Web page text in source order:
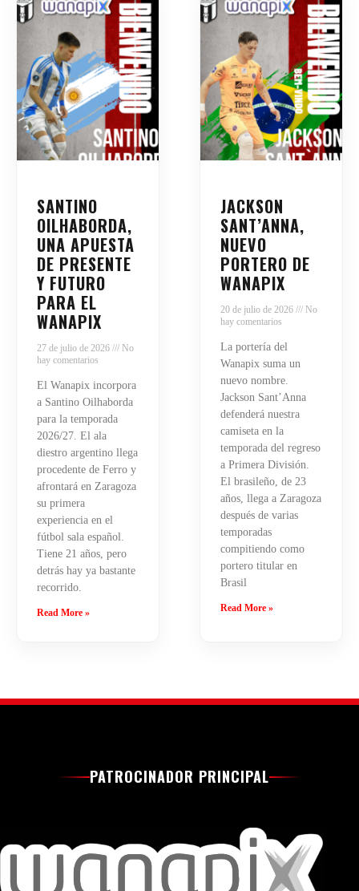
SANTINO
OILHABORDA,
UNA APUESTA
DE PRESENTE
Y FUTURO
PARA EL
WANAPIX
27 de julio de 2026
No
hay comentarios
El Wanapix incorpora
a Santino Oilhaborda
para la temporada
2026/27. El ala
diestro argentino llega
procedente de Ferro y
afrontará en Zaragoza
su primera
experiencia en el
fútbol sala español.
Tiene 21 años, pero
detrás hay ya bastante
recorrido.
Read More »
JACKSON
SANT’ANNA,
NUEVO
PORTERO DE
WANAPIX
20 de julio de 2026
No
hay comentarios
La portería del
Wanapix suma un
nuevo nombre.
Jackson Sant’Anna
defenderá nuestra
camiseta en la
temporada del regreso
a Primera División.
El brasileño, de 23
años, llega a Zaragoza
después de varias
temporadas
compitiendo como
portero titular en
Brasil
Read More »
PATROCINADOR PRINCIPAL